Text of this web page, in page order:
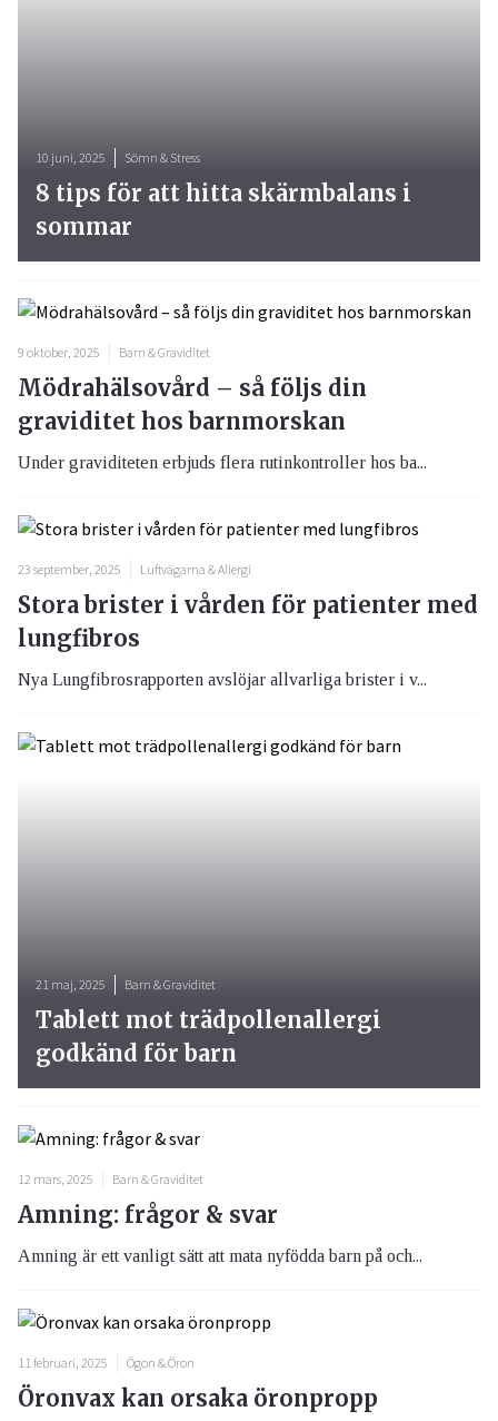
9 oktober, 2025 Barn & Graviditet
Mödrahälsovård – så följs din
graviditet hos barnmorskan
Under graviditeten erbjuds flera rutinkontroller hos ba...
23 september, 2025 Luftvägarna & Allergi
Stora brister i vården för patienter med
lungfibros
Nya Lungfibrosrapporten avslöjar allvarliga brister i v...
10 juni, 2025 Sömn & Stress
8 tips för att hitta skärmbalans i
sommar
21 maj, 2025 Barn & Graviditet
Tablett mot trädpollenallergi
godkänd för barn
12 mars, 2025 Barn & Graviditet
Amning: frågor & svar
Amning är ett vanligt sätt att mata nyfödda barn på och...
11 februari, 2025 Ögon & Öron
Öronvax kan orsaka öronpropp